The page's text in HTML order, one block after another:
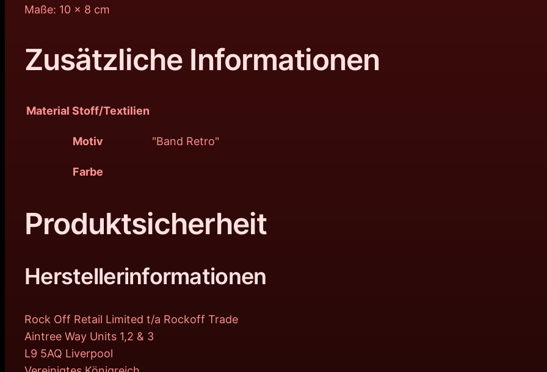
Maße: 10 x 8 cm
Zusätzliche Informationen
Material Stoff/Textilien
Motiv "Band Retro"
Farbe
Produktsicherheit
Herstellerinformationen
Rock Off Retail Limited t/a Rockoff Trade
Aintree Way Units 1,2 & 3
L9 5AQ Liverpool